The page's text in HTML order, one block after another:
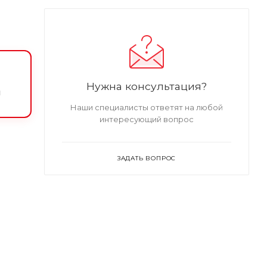
Нужна консультация?
Наши специалисты ответят на любой
интересующий вопрос
ЗАДАТЬ ВОПРОС